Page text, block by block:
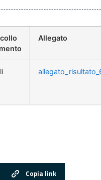
Allegato
Copia link